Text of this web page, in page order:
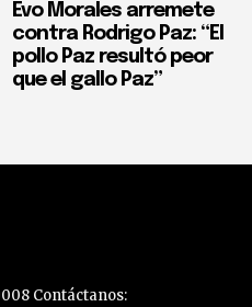
Evo Morales arremete
contra Rodrigo Paz: “El
pollo Paz resultó peor
que el gallo Paz”
Contáctanos: